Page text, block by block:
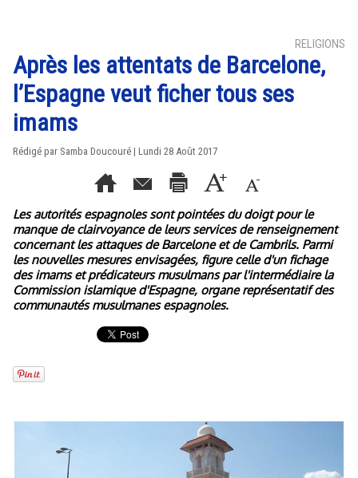
RELIGIONS
Après les attentats de Barcelone,
l’Espagne veut ficher tous ses
imams
Rédigé par Samba Doucouré | Lundi 28 Août 2017
Les autorités espagnoles sont pointées du doigt pour le
manque de clairvoyance de leurs services de renseignement
concernant les attaques de Barcelone et de Cambrils. Parmi
les nouvelles mesures envisagées, figure celle d'un fichage
des imams et prédicateurs musulmans par l'intermédiaire la
Commission islamique d'Espagne, organe représentatif des
communautés musulmanes espagnoles.